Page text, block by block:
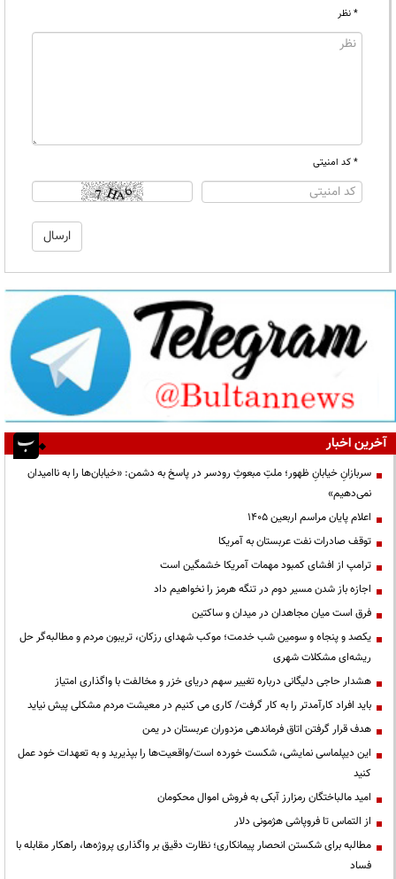
* نظر
* کد امنیتی
آخرین اخبار
سربازانِ خیابانِ ظهور؛ ملتِ مبعوثِ رودسر در پاسخ به دشمن: «خیابان‌ها را به ناامیدان
نمی‌دهیم»
اعلام پایان مراسم اربعین ۱۴۰۵
توقف صادرات نفت عربستان به آمریکا
ترامپ از افشای کمبود مهمات آمریکا خشمگین است
اجازه باز شدن مسیر دوم در تنگه هرمز را نخواهیم داد
فرق است میان مجاهدان در میدان و ساکتین
یکصد و پنجاه و سومین شب خدمت؛ موکب شهدای رزکان، تریبون مردم و مطالبه‌گر حل
ریشه‌ای مشکلات شهری
هشدار حاجی دلیگانی درباره تغییر سهم دریای خزر و مخالفت با واگذاری امتیاز
باید افراد کارآمدتر را به کار گرفت/ کاری می کنیم در معیشت مردم مشکلی پیش نیاید
هدف قرار گرفتن اتاق‌ فرماندهی مزدوران عربستان در یمن
این دیپلماسی نمایشی، شکست خورده است/واقعیت‌ها را بپذیرید و به تعهدات خود عمل
کنید
امید مالباختگان رمزارز آبکی به فروش اموال محکومان
از التماس تا فروپاشی هژمونی دلار
مطالبه برای شکستن انحصار پیمانکاری؛ نظارت دقیق بر واگذاری پروژه‌ها، راهکار مقابله با
فساد